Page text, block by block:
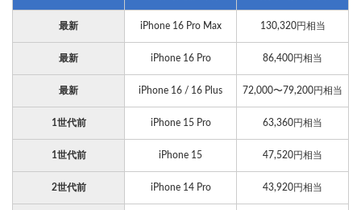
最新 iPhone 16 Pro Max 130,320円相当
最新 iPhone 16 Pro 86,400円相当
最新 iPhone 16 / 16 Plus 72,000〜79,200円相当
1世代前 iPhone 15 Pro 63,360円相当
1世代前 iPhone 15 47,520円相当
2世代前 iPhone 14 Pro 43,920円相当